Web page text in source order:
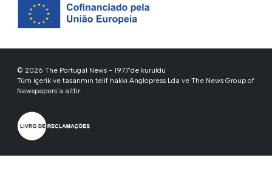
© 2026 The Portugal News - 1977'de kuruldu
Tüm içerik ve tasarımın telif hakkı Anglopress Lda ve The News Group of
Newspapers'a aittir.